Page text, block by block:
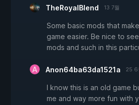
TheRoyalBlend 13 7월
Some basic mods that
game easier. Be nice to
mods and such in this
Anon64ba63da1521a 25 6
I know this is an old game
me and way more fun with